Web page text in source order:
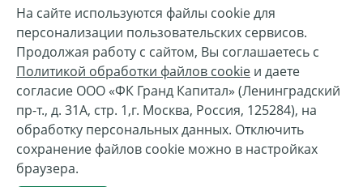
© 2002—2026 ООО «ФК Гранд Капитал»
Разработка —«Сибирикс»
Телефон горячей линии Службы безопасности ООО
"ФК Гранд Капитал"
Вы можете направить нам сообщение о признаках
коррупционной или иной противоправной
деятельности
На сайте используются файлы cookie для
персонализации пользовательских сервисов.
Продолжая работу с сайтом, Вы соглашаетесь с
Политикой обработки файлов cookie и даете
согласие ООО «ФК Гранд Капитал» (Ленинградский
пр-т., д. 31А, стр. 1,г. Москва, Россия, 125284), на
обработку персональных данных. Отключить
сохранение файлов cookie можно в настройках
браузера.